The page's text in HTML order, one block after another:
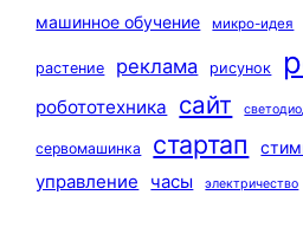
машинное обучение
микро-идея
растение реклама рисунок
робототехника сайт
сервомашинка стартап
управление часы электричество